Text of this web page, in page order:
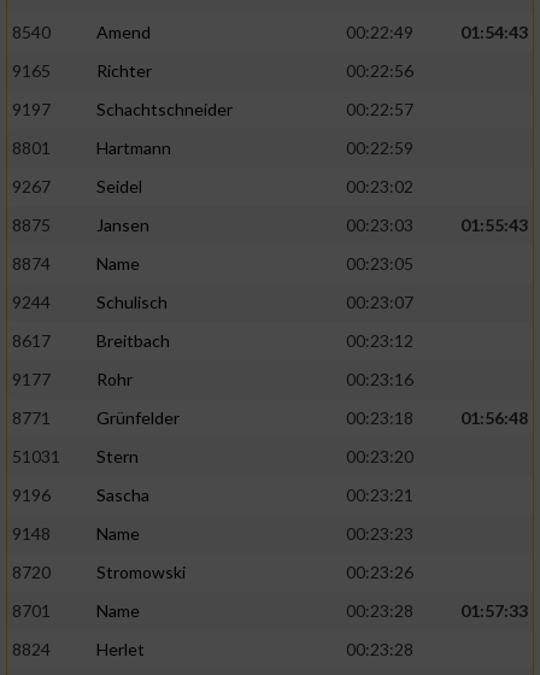
8540
Amend 00:22:49
01:54:43
9165
Richter
00:22:56
9197
Schachtschneider
00:22:57
8801
Hartmann
00:22:59
9267
Seidel
00:23:02
8875
Jansen 00:23:03
01:55:43
8874
Name
00:23:05
9244
Schulisch
00:23:07
8617
Breitbach
00:23:12
9177
Rohr
00:23:16
8771
Grünfelder 00:23:18
01:56:48
51031
Stern
00:23:20
9196
Sascha
00:23:21
9148
Name
00:23:23
8720
Stromowski
00:23:26
8701
Name 00:23:28
01:57:33
8824
Herlet 00:23:28